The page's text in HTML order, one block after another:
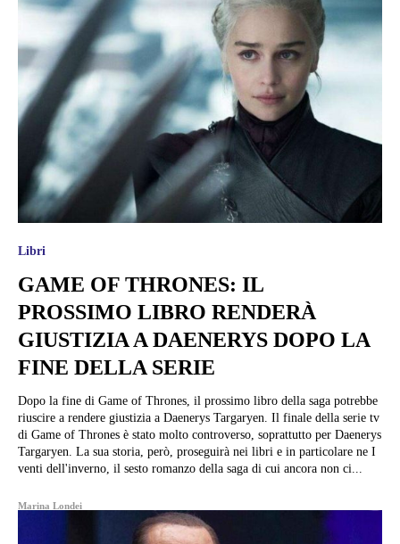
Libri
GAME OF THRONES: IL
PROSSIMO LIBRO RENDERÀ
GIUSTIZIA A DAENERYS DOPO LA
FINE DELLA SERIE
Dopo la fine di Game of Thrones, il prossimo libro della saga potrebbe
riuscire a rendere giustizia a Daenerys Targaryen. Il finale della serie tv
di Game of Thrones è stato molto controverso, soprattutto per Daenerys
Targaryen. La sua storia, però, proseguirà nei libri e in particolare ne I
venti dell'inverno, il sesto romanzo della saga di cui ancora non ci...
Marina Londei